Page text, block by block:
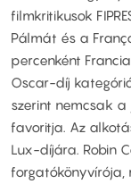
filmkritikusok
Pálmát és a
percenként
Oscar-díj
szerint nemcsak
favoritja. Az
Lux-díjára. Robin
forgatókönyvírója,